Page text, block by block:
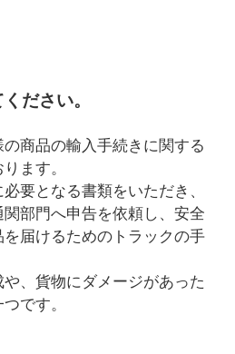
ださい。
商品の輸入手続きに関する
ます。
要となる書類をいただき、
部門へ申告を依頼し、安全
届けるためのトラックの手
、貨物にダメージがあった
です。